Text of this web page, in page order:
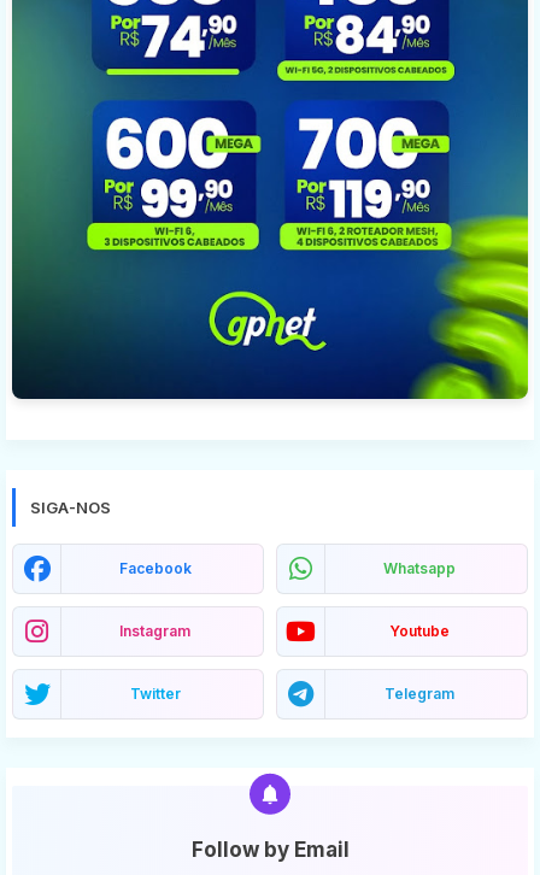
SIGA-NOS
Facebook Whatsapp
Instagram Youtube
Twitter Telegram
Follow by Email